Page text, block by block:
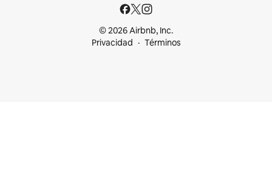
© 2026 Airbnb, Inc.
Privacidad
Términos